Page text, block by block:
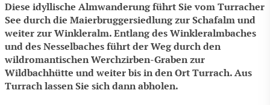
Diese idyllische Almwanderung führt Sie vom Turracher
See durch die Maierbruggersiedlung zur Schafalm und
weiter zur Winkleralm. Entlang des Winkleralmbaches
und des Nesselbaches führt der Weg durch den
wildromantischen Werchzirben-Graben zur
Wildbachhütte und weiter bis in den Ort Turrach. Aus
Turrach lassen Sie sich dann abholen.